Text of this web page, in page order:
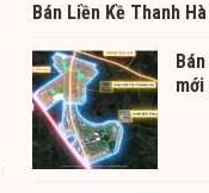
Bán Liền Kề Thanh